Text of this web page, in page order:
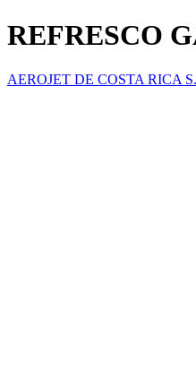
REFRESCO
AEROJET DE COSTA RICA